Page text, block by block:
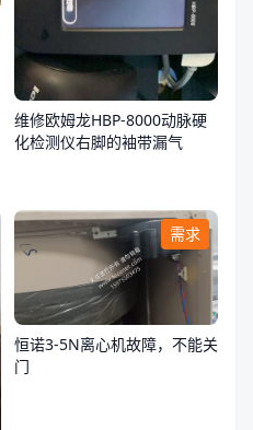
维修欧姆龙HBP-8000动脉硬
化检测仪右脚的袖带漏气
需求
恒诺3-5N离心机故障，不能关
门